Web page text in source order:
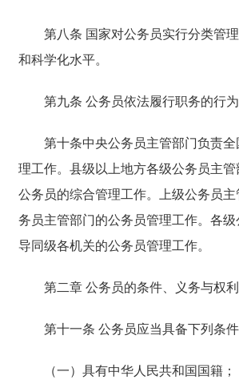
第八条 国家对公务员实行分类管理
和科学化水平。
第九条 公务员依法履行职务的行为
第十条中央公务员主管部门负责全
理工作。县级以上地方各级公务员主
公务员的综合管理工作。上级公务员
务员主管部门的公务员管理工作。各
导同级各机关的公务员管理工作。
第二章 公务员的条件、义务与权利
第十一条 公务员应当具备下列条件
（一）具有中华人民共和国国籍；